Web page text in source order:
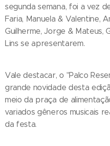
segunda semana, foi a vez
Faria, Manuela & Valentine,
Guilherme, Jorge & Mateus,
Lins se apresentarem.
Vale destacar, o "Palco
grande novidade desta
meio da praça de
variados gêneros musicais
da festa.